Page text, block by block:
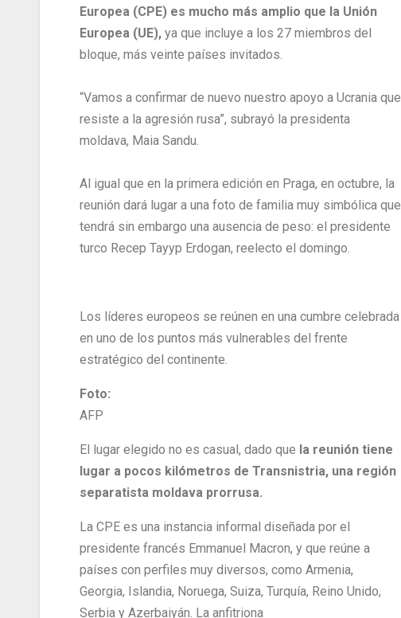
Europea (CPE) es mucho más amplio que la Unión
Europea (UE), ya que incluye a los 27 miembros del
bloque, más veinte países invitados.
“Vamos a confirmar de nuevo nuestro apoyo a Ucrania que
resiste a la agresión rusa”, subrayó la presidenta
moldava, Maia Sandu.
Al igual que en la primera edición en Praga, en octubre, la
reunión dará lugar a una foto de familia muy simbólica que
tendrá sin embargo una ausencia de peso: el presidente
turco Recep Tayyp Erdogan, reelecto el domingo.
Los líderes europeos se reúnen en una cumbre celebrada
en uno de los puntos más vulnerables del frente
estratégico del continente.
Foto:
AFP
El lugar elegido no es casual, dado que la reunión tiene
lugar a pocos kilómetros de Transnistria, una región
separatista moldava prorrusa.
La CPE es una instancia informal diseñada por el
presidente francés Emmanuel Macron, y que reúne a
países con perfiles muy diversos, como Armenia,
Georgia, Islandia, Noruega, Suiza, Turquía, Reino Unido,
Serbia y Azerbaiyán. La anfitriona